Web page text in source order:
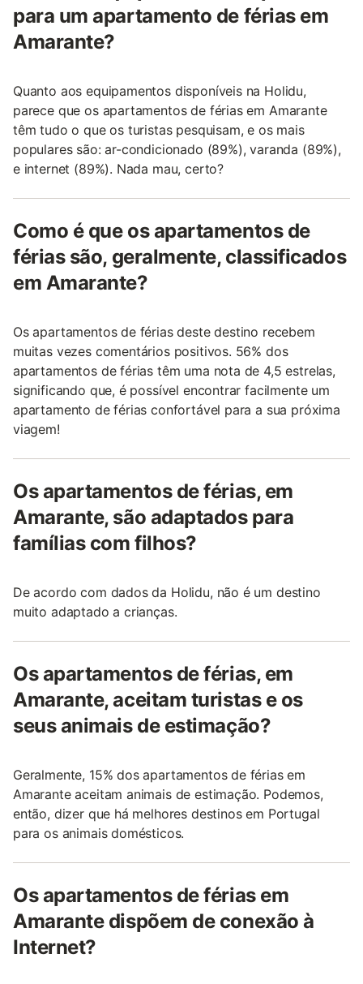
para um apartamento de férias em
Amarante?
Quanto aos equipamentos disponíveis na Holidu,
parece que os apartamentos de férias em Amarante
têm tudo o que os turistas pesquisam, e os mais
populares são: ar-condicionado (89%), varanda (89%),
e internet (89%). Nada mau, certo?
Como é que os apartamentos de
férias são, geralmente, classificados
em Amarante?
Os apartamentos de férias deste destino recebem
muitas vezes comentários positivos. 56% dos
apartamentos de férias têm uma nota de 4,5 estrelas,
significando que, é possível encontrar facilmente um
apartamento de férias confortável para a sua próxima
viagem!
Os apartamentos de férias, em
Amarante, são adaptados para
famílias com filhos?
De acordo com dados da Holidu, não é um destino
muito adaptado a crianças.
Os apartamentos de férias, em
Amarante, aceitam turistas e os
seus animais de estimação?
Geralmente, 15% dos apartamentos de férias em
Amarante aceitam animais de estimação. Podemos,
então, dizer que há melhores destinos em Portugal
para os animais domésticos.
Os apartamentos de férias em
Amarante dispõem de conexão à
Internet?